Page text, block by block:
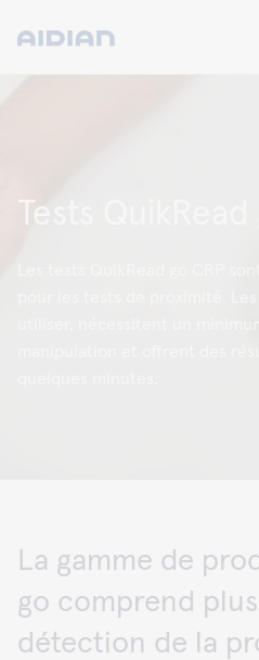
Tests QuikRead
utiliser, nécessitent un
La gamme de
go comprend
détection de la